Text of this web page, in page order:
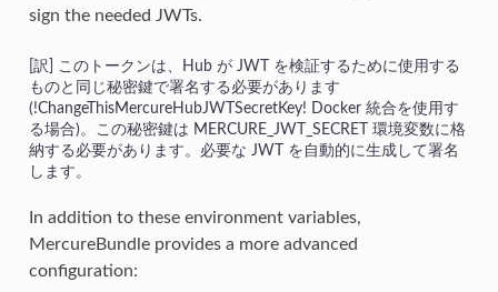
sign the needed JWTs.
このトークンは、Hub が JWT を検証するために使用する
ものと同じ秘密鍵で署名する必要があります
(!ChangeThisMercureHubJWTSecretKey! Docker 統合を使用す
る場合)。この秘密鍵は MERCURE_JWT_SECRET 環境変数に格
納する必要があります。必要な JWT を自動的に生成して署名
します。
In addition to these environment variables,
MercureBundle provides a more advanced
configuration: